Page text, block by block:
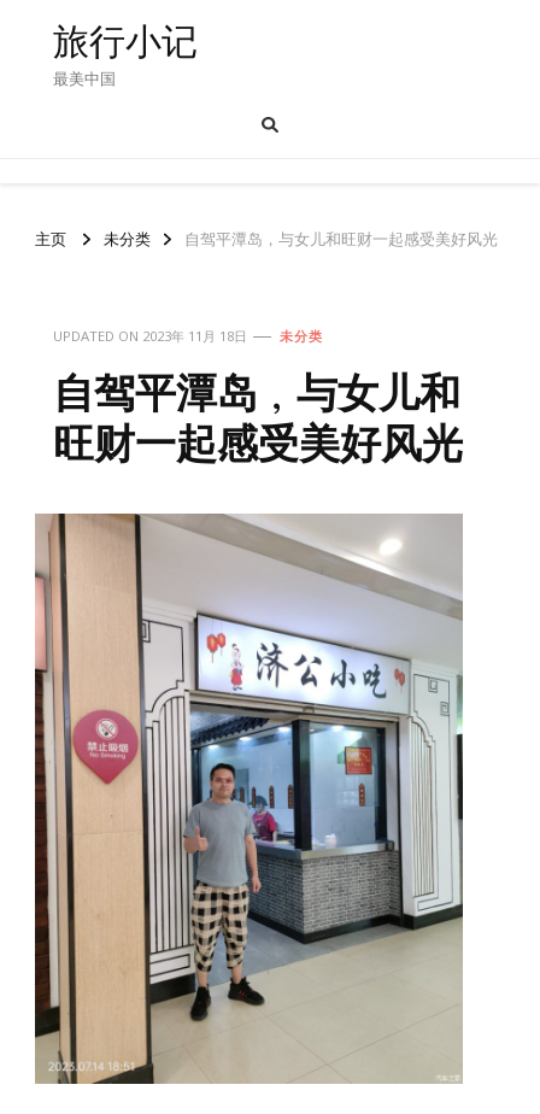
旅行小记
最美中国
主页 未分类 自驾平潭岛，与女儿和旺财一起感受美好风光
UPDATED ON 2023年 11月 18日 未分类
自驾平潭岛，与女儿和
旺财一起感受美好风光